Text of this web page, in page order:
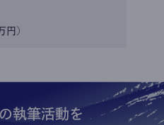
円)
執筆活動を